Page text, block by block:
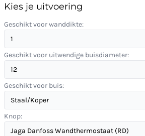
Kies je uitvoering
Geschikt voor wanddikte:
Geschikt voor uitwendige buisdiameter:
Geschikt voor buis:
Knop: